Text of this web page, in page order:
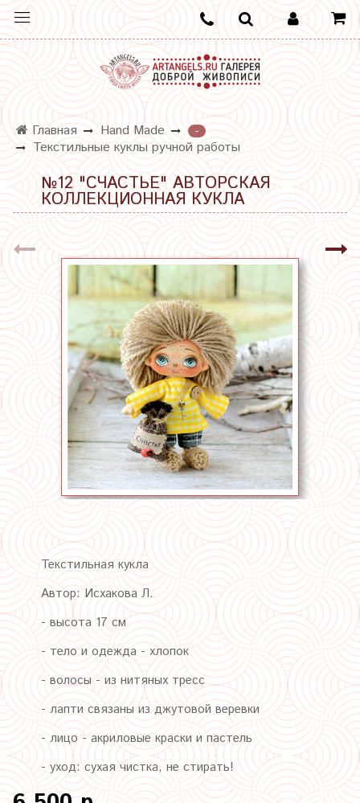
Главная Hand Made
-
Текстильные куклы ручной работы
№12 "СЧАСТЬЕ" АВТОРСКАЯ
КОЛЛЕКЦИОННАЯ КУКЛА
Текстильная кукла
Автор: Исхакова Л.
- высота 17 см
- тело и одежда - хлопок
- волосы - из нитяных тресс
- лапти связаны из джутовой веревки
- лицо - акриловые краски и пастель
- уход: сухая чистка, не стирать!